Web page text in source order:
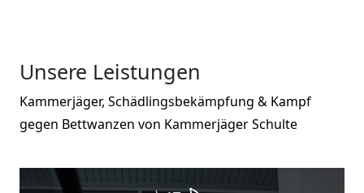
Unsere Leistungen
Kammerjäger, Schädlingsbekämpfung & Kampf
gegen Bettwanzen von Kammerjäger Schulte